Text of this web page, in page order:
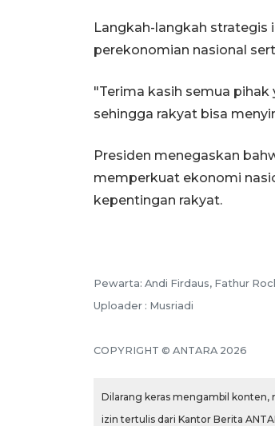
Langkah-langkah strategis
perekonomian nasional
"Terima kasih semua pihak
sehingga rakyat bisa
Presiden menegaskan
memperkuat ekonomi
kepentingan rakyat.
Pewarta: Andi Firdaus, Fathur
Uploader : Musriadi
COPYRIGHT © ANTARA 2026
Dilarang keras mengambil konten,
izin tertulis dari Kantor Berita